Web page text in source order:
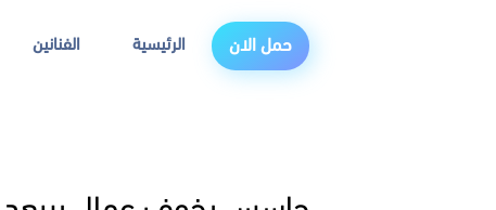
حمل الان الرئيسية الفنانين